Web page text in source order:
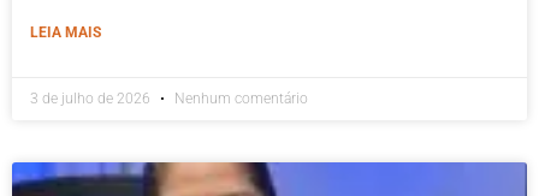
LEIA MAIS
3 de julho de 2026 Nenhum comentário